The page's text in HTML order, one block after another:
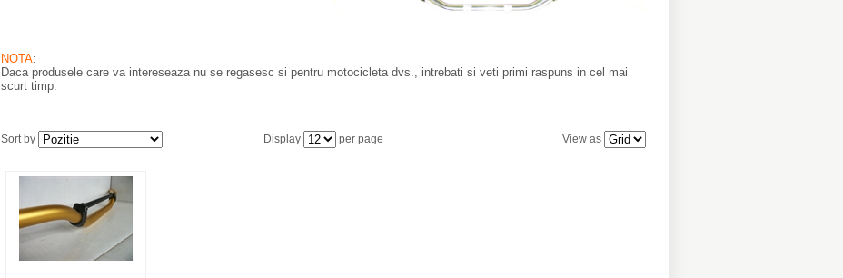
NOTA:
Daca produsele care va intereseaza nu se regasesc si pentru motocicleta dvs., intrebati si veti primi raspuns in cel mai
scurt timp.
View as
Sort by Display per page